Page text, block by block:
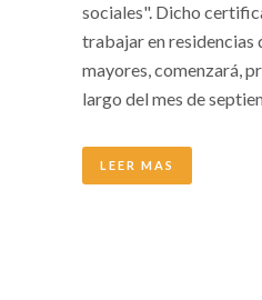
sociales". Dicho
trabajar en residencias
mayores, comenzará,
largo del mes de
LEER MAS